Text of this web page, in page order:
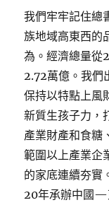
我們牢牢記住總
族地域高東西的
為。經濟總量從
2.72萬億。我們
保持以特點上風
新質生孩子力，
產業財產和食糖
範圍以上產業企
的家底連續夯實
20年承辦中國—